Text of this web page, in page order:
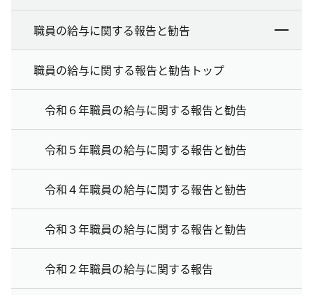
職員の給与に関する報告と勧告
職員の給与に関する報告と勧告トップ
令和６年職員の給与に関する報告と勧告
令和５年職員の給与に関する報告と勧告
令和４年職員の給与に関する報告と勧告
令和３年職員の給与に関する報告と勧告
令和２年職員の給与に関する報告